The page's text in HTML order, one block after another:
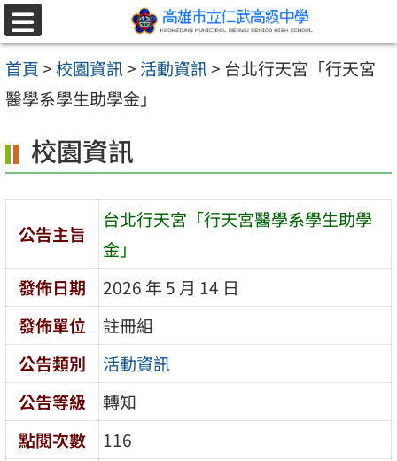
跳至主要內容區
選
單
首頁>校園資訊> 活動資訊> 台北行天宮「行天宮
醫學系學生助學金」
校園資訊
公告主旨
台北行天宮「行天宮醫學系學生助學
金」
發佈日期
2026 年 5 月 14 日
發佈單位
註冊組
公告類別
活動資訊
公告等級
轉知
點閱次數
116